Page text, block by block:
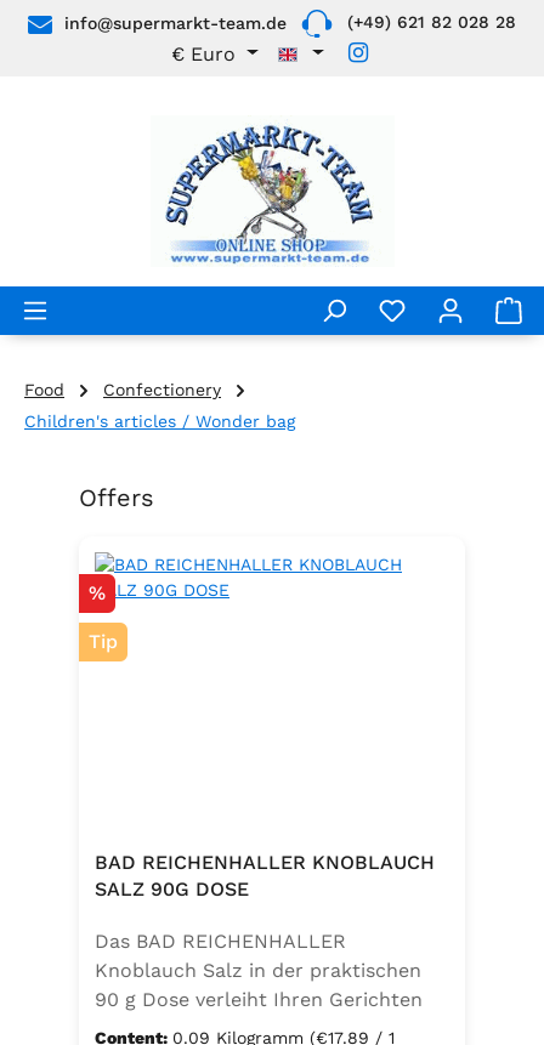
Skip to main content
info@supermarkt-team.de (+49) 621 82 028 28
€ Euro
Food
Confectionery
Children's articles / Wonder bag
Skip product gallery
Offers
Discount
%
Tip
BAD REICHENHALLER KNOBLAUCH
SALZ 90G DOSE
Das BAD REICHENHALLER
Knoblauch Salz in der praktischen
90 g Dose verleiht Ihren Gerichten
einen vollmundigen, aromatischen
Content: 0.09 Kilogramm (€17.89 / 1